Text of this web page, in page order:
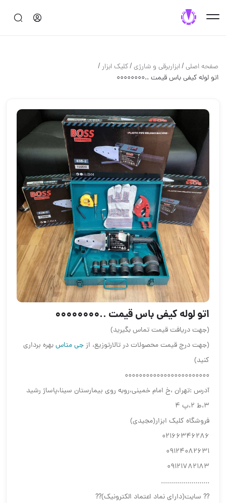
صفحه اصلی/ابزاربرقی و شارژی/کلیک ابزار/
اتو لوله کیفی باس قیمت ..۰۰۰۰۰۰۰۰
اتو لوله کیفی باس قیمت ..۰۰۰۰۰۰۰۰
(جهت دریافت قیمت تماس بگیرید)
(جهت درج قیمت محصولات در تالارتوزیع، ازجی متاسبهره برداری
کنید)
۰۰۰۰۰۰۰۰۰۰۰۰۰۰۰۰۰۰۰۰۰۰۰۰
آدرس :تهران ،خ امام خمینی،روبه روی بیمارستان سینا،پاساژ رشید
۳،ط ۲،پ ۴
فروشگاه کلیک ابزار(مجیدی)
02166346286
09124082631
09121782183
........................
?? سایت(دارای نماد اعتماد الکترونیک)??